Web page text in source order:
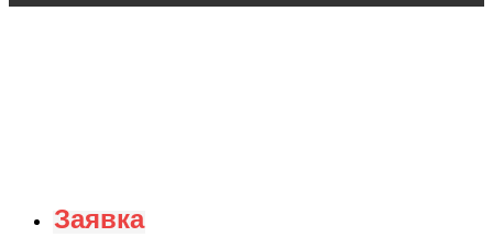
Заявка